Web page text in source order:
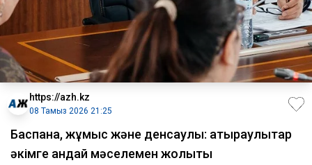
https://azh.kz
08 Тамыз 2026 21:25
​Баспана, жұмыс және денсаулық: атыраулықтар
әкімге қандай мәселемен жолықты